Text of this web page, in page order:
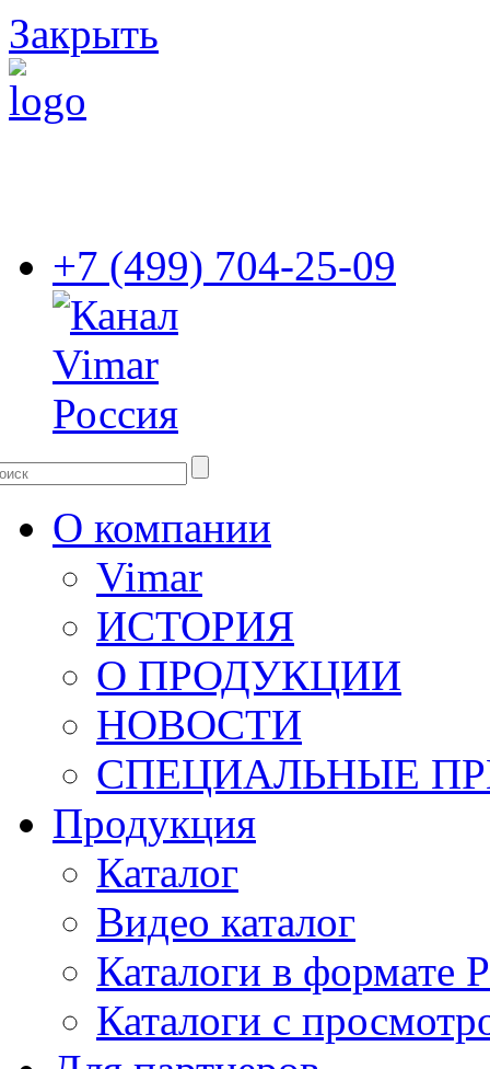
Закрыть
+7 (499) 704-25-09
О компании
Vimar
ИСТОРИЯ
О ПРОДУКЦИИ
НОВОСТИ
СПЕЦИАЛЬНЫЕ
Продукция
Каталог
Видео каталог
Каталоги в формате
Каталоги с